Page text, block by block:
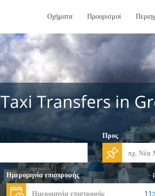
Οχήματα Προορισμοί
Taxi Transfers in
Προς
Ημερομηνία επιστροφής